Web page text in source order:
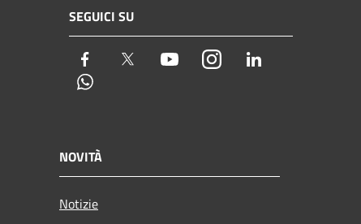
SEGUICI SU
Facebook Twitter YoutubeInstagram
NOVITÀ
Notizie